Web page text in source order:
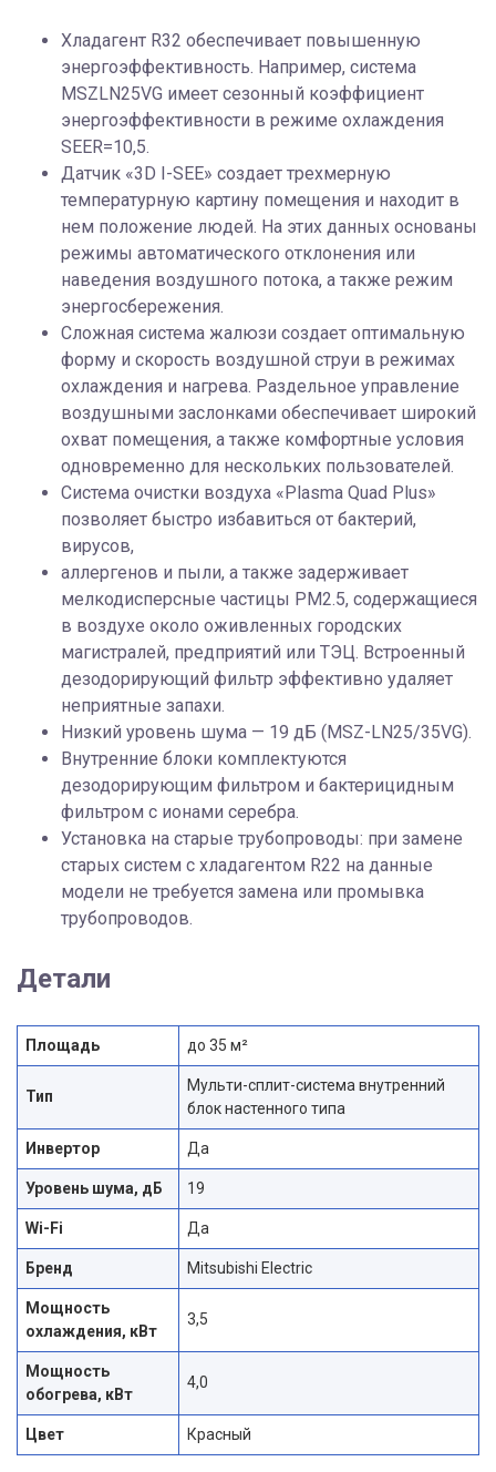
Хладагент R32 обеспечивает повышенную
энергоэффективность. Например, система
MSZLN25VG имеет сезонный коэффициент
энергоэффективности в режиме охлаждения
SEER=10,5.
Датчик «3D I-SEE» создает трехмерную
температурную картину помещения и находит в
нем положение людей. На этих данных основаны
режимы автоматического отклонения или
наведения воздушного потока, а также режим
энергосбережения.
Сложная система жалюзи создает оптимальную
форму и скорость воздушной струи в режимах
охлаждения и нагрева. Раздельное управление
воздушными заслонками обеспечивает широкий
охват помещения, а также комфортные условия
одновременно для нескольких пользователей.
Система очистки воздуха «Plasma Quad Plus»
позволяет быстро избавиться от бактерий,
вирусов,
аллергенов и пыли, а также задерживает
мелкодисперсные частицы PM2.5, содержащиеся
в воздухе около оживленных городских
магистралей, предприятий или ТЭЦ. Встроенный
дезодорирующий фильтр эффективно удаляет
неприятные запахи.
Низкий уровень шума — 19 дБ (MSZ-LN25/35VG).
Внутренние блоки комплектуются
дезодорирующим фильтром и бактерицидным
фильтром с ионами серебра.
Установка на старые трубопроводы: при замене
старых систем с хладагентом R22 на данные
модели не требуется замена или промывка
трубопроводов.
Детали
Площадь до 35 м²
Тип
Мульти-сплит-система внутренний
блок настенного типа
Инвертор Да
Уровень шума, дБ 19
Wi-Fi Да
Бренд Mitsubishi Electric
Мощность
охлаждения, кВт
3,5
Мощность
обогрева, кВт
4,0
Цвет Красный